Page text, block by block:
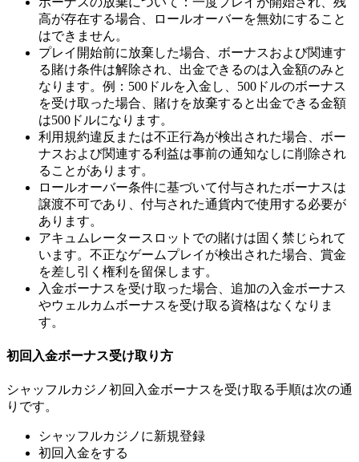
高が存在する場合、ロールオーバーを無効にすること
はできません。
プレイ開始前に放棄した場合、ボーナスおよび関連す
る賭け条件は解除され、出金できるのは入金額のみと
なります。例：500ドルを入金し、500ドルのボーナス
を受け取った場合、賭けを放棄すると出金できる金額
は500ドルになります。
利用規約違反または不正行為が検出された場合、ボー
ナスおよび関連する利益は事前の通知なしに削除され
ることがあります。
ロールオーバー条件に基づいて付与されたボーナスは
譲渡不可であり、付与された通貨内で使用する必要が
あります。
アキュムレータースロットでの賭けは固く禁じられて
います。不正なゲームプレイが検出された場合、賞金
を差し引く権利を留保します。
入金ボーナスを受け取った場合、追加の入金ボーナス
やウェルカムボーナスを受け取る資格はなくなりま
す。
初回入金ボーナス受け取り方
シャッフルカジノ初回入金ボーナスを受け取る手順は次の通
りです。
シャッフルカジノに新規登録
初回入金をする